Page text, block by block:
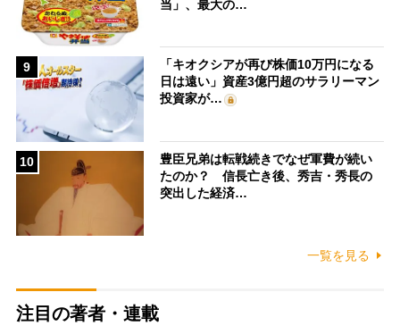
当」、最大の…
9
「キオクシアが再び株価10万円になる
日は遠い」資産3億円超のサラリーマン
投資家が…
10
豊臣兄弟は転戦続きでなぜ軍費が続い
たのか？ 信長亡き後、秀吉・秀長の
突出した経済…
一覧を見る
注目の著者・連載